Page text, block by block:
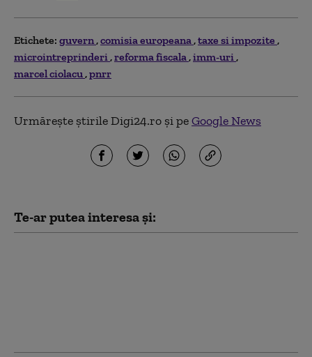
Etichete: guvern comisia europeana taxe si impozite
microintreprinderi reforma fiscala imm-uri
marcel ciolacu pnrr
Urmărește știrile Digi24.ro și peGoogle News
Te-ar putea interesa și: